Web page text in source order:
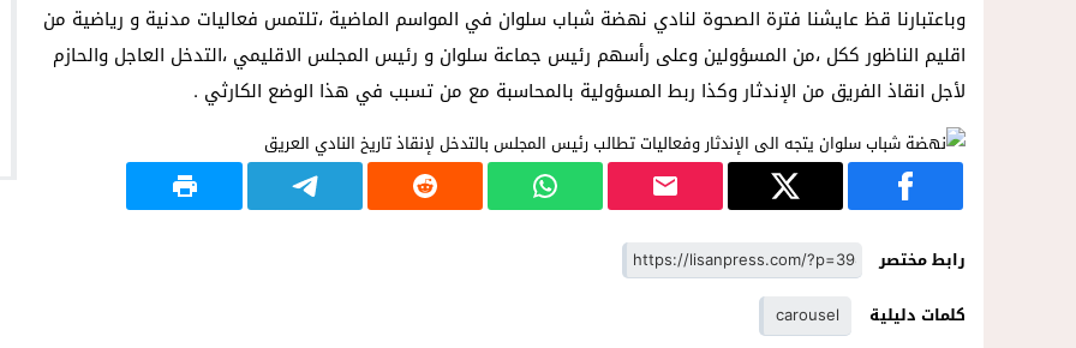
وباعتبارنا قظ عايشنا فترة الصحوة لنادي نهضة شباب سلوان في المواسم الماضية ،تلتمس فعاليات مدنية و رياضية من
اقليم الناظور ككل ،من المسؤولين وعلى رأسهم رئيس جماعة سلوان و رئيس المجلس الاقليمي ،التدخل العاجل والحازم
لأجل انقاذ الفريق من الإندثار وكذا ربط المسؤولية بالمحاسبة مع من تسبب في هذا الوضع الكارثي .
رابط مختصر
كلمات دليلية
carousel